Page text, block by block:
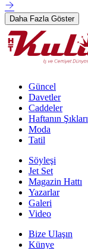
Daha Fazla Göster
Güncel
Davetler
Caddeler
Haftanın Şıkları
Moda
Tatil
Söyleşi
Jet Set
Magazin Hattı
Yazarlar
Galeri
Video
Bize Ulaşın
Künye